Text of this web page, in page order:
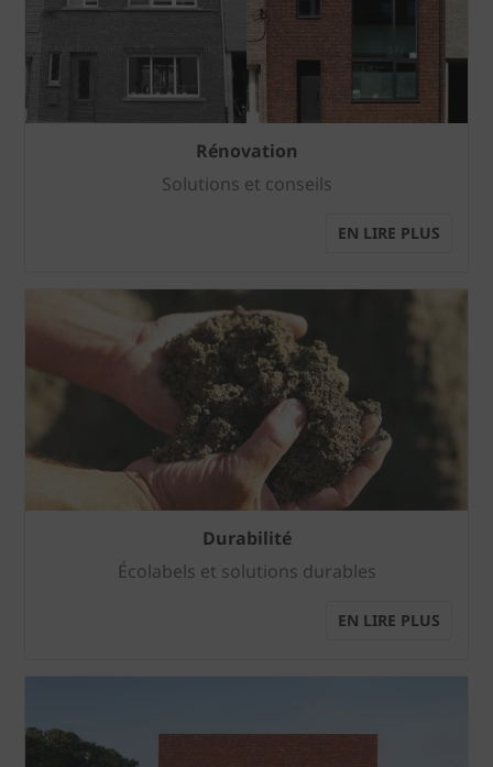
Rénovation
Solutions et conseils
EN LIRE PLUS
Durabilité
Écolabels et solutions durables
EN LIRE PLUS